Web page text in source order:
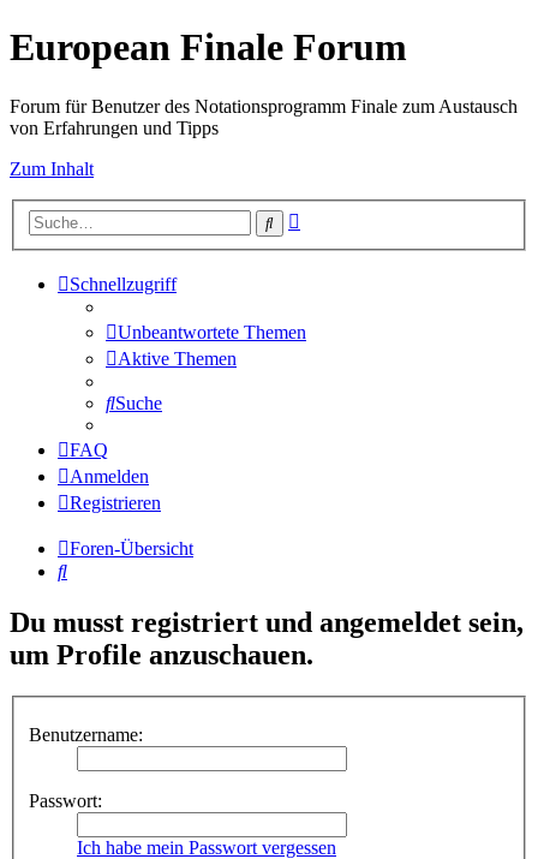
European Finale Forum
Forum für Benutzer des Notationsprogramm Finale zum Austausch
von Erfahrungen und Tipps
Zum Inhalt
Suche
Schnellzugriff
Unbeantwortete Themen
Aktive Themen
Suche
FAQ
Anmelden
Registrieren
Foren-Übersicht
Suche
Du musst registriert und angemeldet sein,
um Profile anzuschauen.
Benutzername:
Passwort:
Ich habe mein Passwort vergessen